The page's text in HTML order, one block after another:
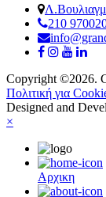
210
Copyright ©2026.
Πολιτική για
Designed and
×
Αρχικη